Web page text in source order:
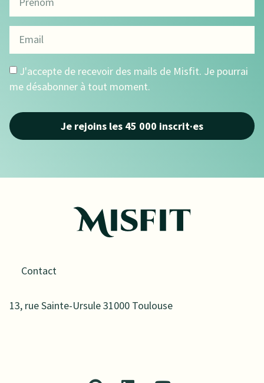
J'accepte de recevoir des mails de Misfit. Je pourrai
me désabonner à tout moment.
Je rejoins les 45 000 inscrit·es
Contact
13, rue Sainte-Ursule 31000 Toulouse